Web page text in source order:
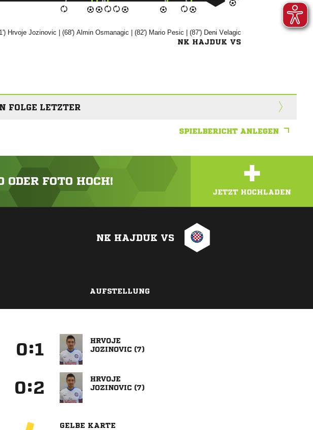
  | (68')  | (82')   | (87')  
NK HAJDUK VS
FOLGE LETZTER
SPIELBERICHT ANLEGEN
FOTO HOCH! +
JETZT HOCHLADEN
NK HAJDUK VS
AUFSTELLUNG
:

 
:

 
GELBE KARTE